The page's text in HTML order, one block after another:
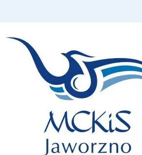
Wiewiórka na kwitnącym polu